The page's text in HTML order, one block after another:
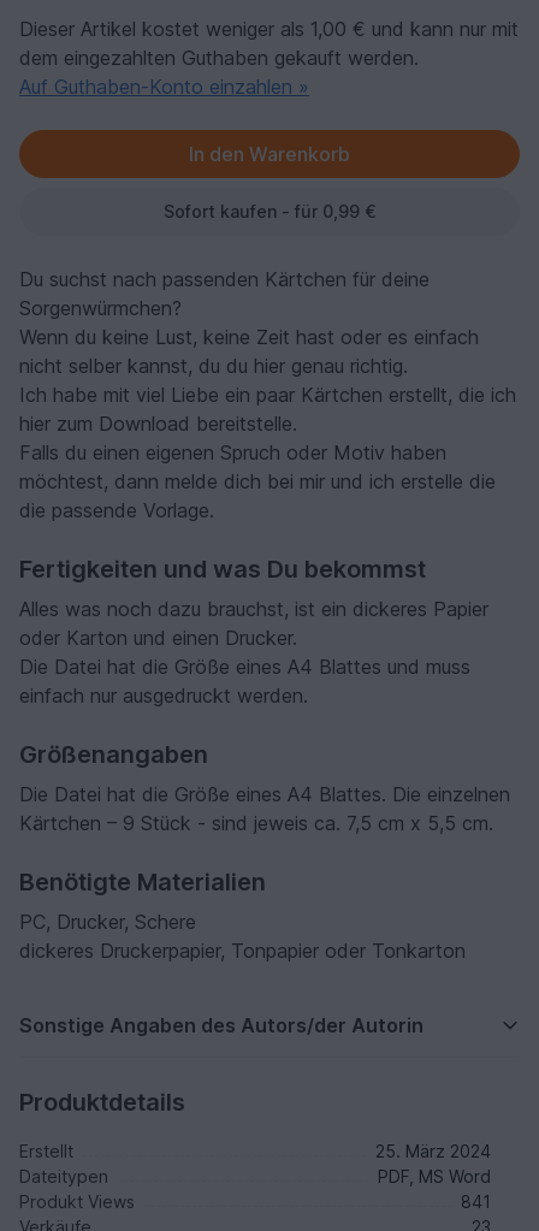
Dieser Artikel kostet weniger als 1,00 € und kann nur mit
dem eingezahlten Guthaben gekauft werden.
Auf Guthaben-Konto einzahlen »
Sofort kaufen - für 0,99 €
Du suchst nach passenden Kärtchen für deine
Sorgenwürmchen?
Wenn du keine Lust, keine Zeit hast oder es einfach
nicht selber kannst, du du hier genau richtig.
Ich habe mit viel Liebe ein paar Kärtchen erstellt, die ich
hier zum Download bereitstelle.
Falls du einen eigenen Spruch oder Motiv haben
möchtest, dann melde dich bei mir und ich erstelle die
die passende Vorlage.
Fertigkeiten und was Du bekommst
Alles was noch dazu brauchst, ist ein dickeres Papier
oder Karton und einen Drucker.
Die Datei hat die Größe eines A4 Blattes und muss
einfach nur ausgedruckt werden.
Größenangaben
Die Datei hat die Größe eines A4 Blattes. Die einzelnen
Kärtchen – 9 Stück - sind jeweis ca. 7,5 cm x 5,5 cm.
Benötigte Materialien
PC, Drucker, Schere
dickeres Druckerpapier, Tonpapier oder Tonkarton
Sonstige Angaben des Autors/der Autorin
Produktdetails
Erstellt
25. März 2024
Dateitypen
PDF, MS Word
Produkt Views
841
Verkäufe
23